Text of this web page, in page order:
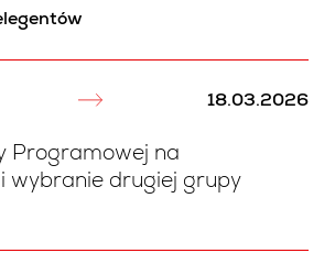
18.03.2026
Programowej na
wybranie drugiej grupy